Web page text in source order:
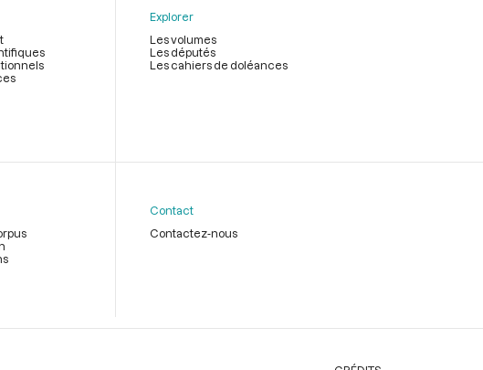
Explorer
Les volumes
Les députés
Les cahiers de doléances
Contact
Contactez-nous